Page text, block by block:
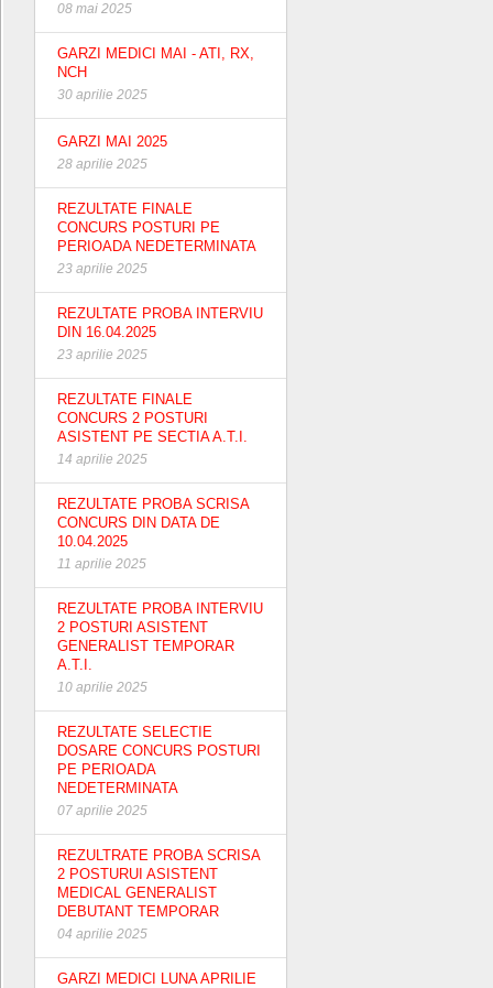
08 mai 2025
GARZI MEDICI MAI - ATI, RX,
NCH
30 aprilie 2025
GARZI MAI 2025
28 aprilie 2025
REZULTATE FINALE
CONCURS POSTURI PE
PERIOADA NEDETERMINATA
23 aprilie 2025
REZULTATE PROBA INTERVIU
DIN 16.04.2025
23 aprilie 2025
REZULTATE FINALE
CONCURS 2 POSTURI
ASISTENT PE SECTIA A.T.I.
14 aprilie 2025
REZULTATE PROBA SCRISA
CONCURS DIN DATA DE
10.04.2025
11 aprilie 2025
REZULTATE PROBA INTERVIU
2 POSTURI ASISTENT
GENERALIST TEMPORAR
A.T.I.
10 aprilie 2025
REZULTATE SELECTIE
DOSARE CONCURS POSTURI
PE PERIOADA
NEDETERMINATA
07 aprilie 2025
REZULTRATE PROBA SCRISA
2 POSTURUI ASISTENT
MEDICAL GENERALIST
DEBUTANT TEMPORAR
04 aprilie 2025
GARZI MEDICI LUNA APRILIE